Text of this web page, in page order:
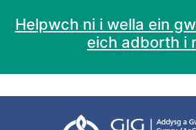
Helpwch ni i wella ein
eich adborth i